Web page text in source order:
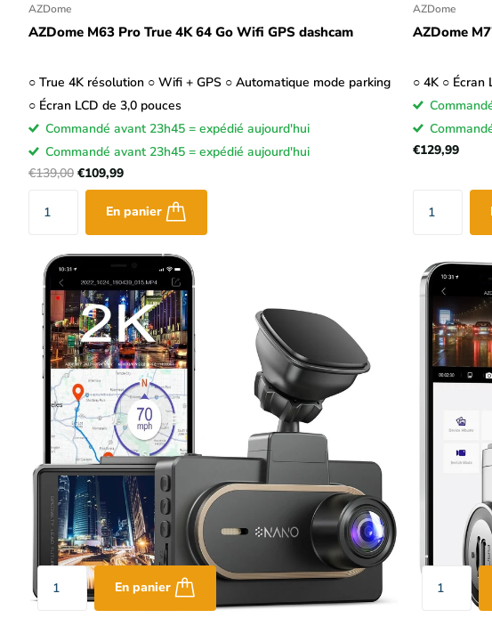
AZDome
AZDome M63 Pro True 4K 64 Go Wifi GPS dashcam
○ True 4K résolution ○ Wifi + GPS ○ Automatique mode parking
○ Écran LCD de 3,0 pouces
Commandé avant 23h45 = expédié aujourd'hui
Commandé avant 23h45 = expédié aujourd'hui
€139,00 €109,99
En panier
AZDome
AZDome
○ 4K ○ Écran
€129,99
En panier